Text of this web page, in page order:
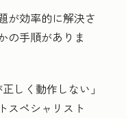
が効率的に解決さ
の手順がありま
しく動作しない」
スペシャリスト